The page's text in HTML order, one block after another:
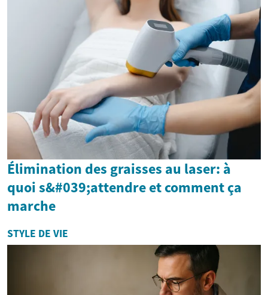
Élimination des graisses au laser: à
quoi s&#039;attendre et comment ça
marche
STYLE DE VIE